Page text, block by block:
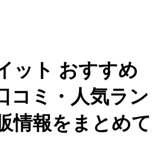
ット おすすめ
コミ・人気ラン
情報をまとめて